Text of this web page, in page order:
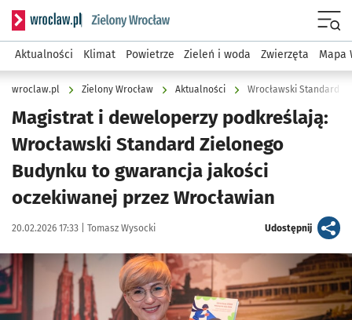
Serwis informacyjny wroclaw.pl podserwis: Środowisko we
Aktualności Klimat Powietrze Zieleń i woda Zwierzęta Mapa
wroclaw.pl Zielony Wrocław Aktualności
Magistrat i deweloperzy podkreślają:
Wrocławski Standard Zielonego
Budynku to gwarancja jakości
oczekiwanej przez Wrocławian
Data publikacji:
20.02.2026 17:33 | Autor:
Tomasz Wysocki Udostępnijartykuł
Kliknij, aby zobaczyć galerię